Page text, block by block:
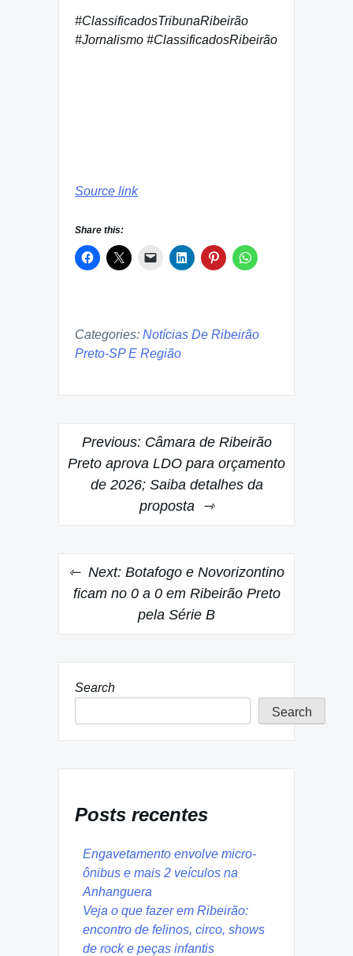
#ClassificadosTribunaRibeirão
#Jornalismo #ClassificadosRibeirão
Source link
Share this:
Categories: Notícias De Ribeirão
Preto-SP E Região
Post
navigation
Previous: Câmara de Ribeirão
Preto aprova LDO para orçamento
de 2026; Saiba detalhes da
proposta
Next: Botafogo e Novorizontino
ficam no 0 a 0 em Ribeirão Preto
pela Série B
Search
Search
Posts recentes
Engavetamento envolve micro-
ônibus e mais 2 veículos na
Anhanguera
Veja o que fazer em Ribeirão:
encontro de felinos, circo, shows
de rock e peças infantis